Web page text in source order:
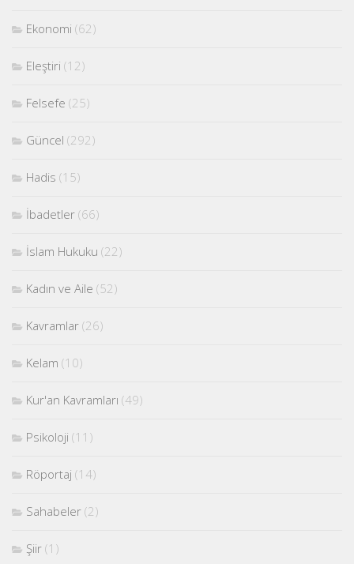
Ekonomi (62)
Eleştiri (12)
Felsefe (25)
Güncel (292)
Hadis (15)
İbadetler (66)
İslam Hukuku (22)
Kadın ve Aile (52)
Kavramlar (26)
Kelam (10)
Kur'an Kavramları (49)
Psikoloji (11)
Röportaj (14)
Sahabeler (2)
Şiir (1)